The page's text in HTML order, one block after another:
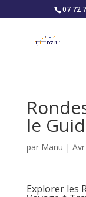
07 72
le
par Manu |
Explorer les